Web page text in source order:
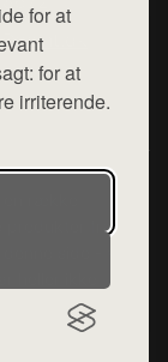
for at
for at
irriterende.
privatlivspolitik
række
produkter fra
side - vi